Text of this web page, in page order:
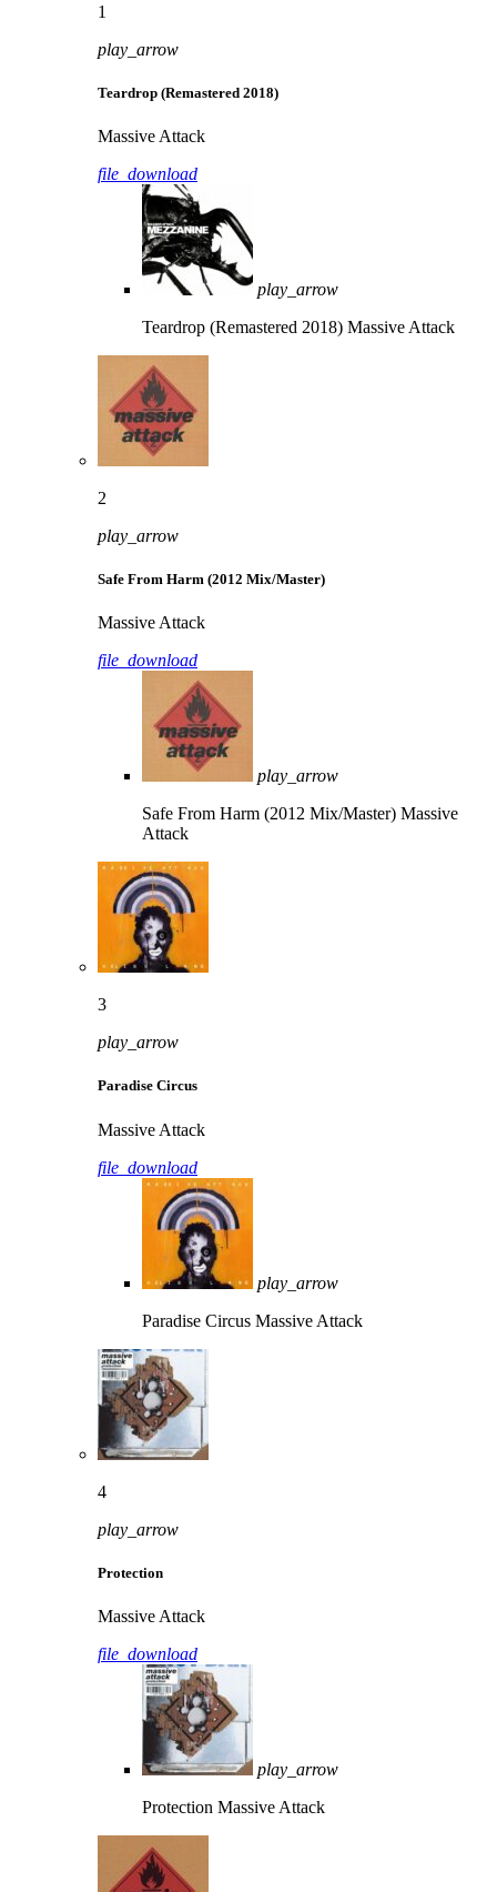
1
play_arrow
Teardrop (Remastered 2018)
Massive Attack
file_download
play_arrow
Teardrop (Remastered 2018) Massive Attack
2
play_arrow
Safe From Harm (2012 Mix/Master)
Massive Attack
file_download
play_arrow
Safe From Harm (2012 Mix/Master) Massive
Attack
3
play_arrow
Paradise Circus
Massive Attack
file_download
play_arrow
Paradise Circus Massive Attack
4
play_arrow
Protection
Massive Attack
file_download
play_arrow
Protection Massive Attack